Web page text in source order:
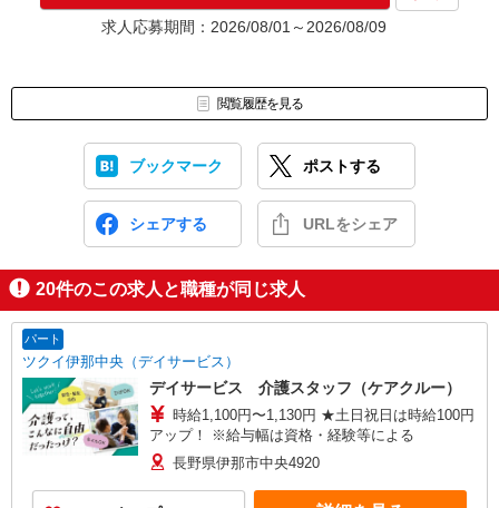
求人応募期間：2026/08/01～2026/08/09
閲覧履歴を見る
ブックマーク ポストする
シェアする URLをシェア
20件のこの求人と職種が同じ求人
パート
ツクイ伊那中央（デイサービス）
デイサービス 介護スタッフ（ケアクルー）
時給1,100円〜1,130円 ★土日祝日は時給100円
アップ！ ※給与幅は資格・経験等による
長野県伊那市中央4920